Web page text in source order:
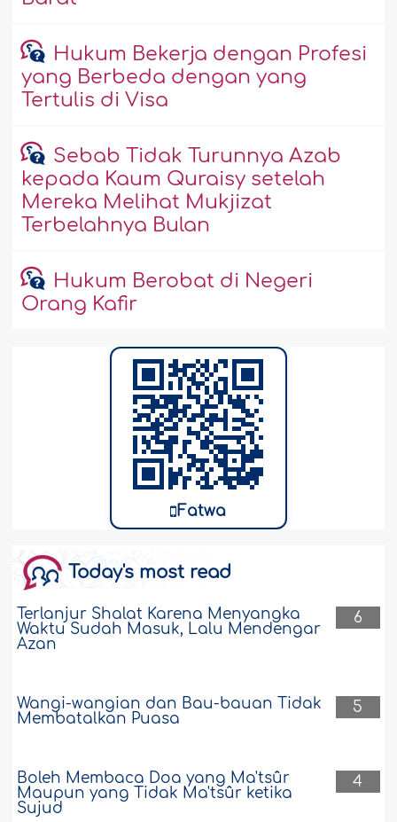
Hukum Bekerja dengan Profesi
yang Berbeda dengan yang
Tertulis di Visa
Sebab Tidak Turunnya Azab
kepada Kaum Quraisy setelah
Mereka Melihat Mukjizat
Terbelahnya Bulan
Hukum Berobat di Negeri
Orang Kafir
Fatwa
Today's most read
6
Terlanjur Shalat Karena Menyangka
Waktu Sudah Masuk, Lalu Mendengar
Azan
5
Wangi-wangian dan Bau-bauan Tidak
Membatalkan Puasa
4
Boleh Membaca Doa yang Ma'tsûr
Maupun yang Tidak Ma'tsûr ketika
Sujud